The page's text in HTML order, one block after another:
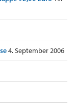
4. September 2006